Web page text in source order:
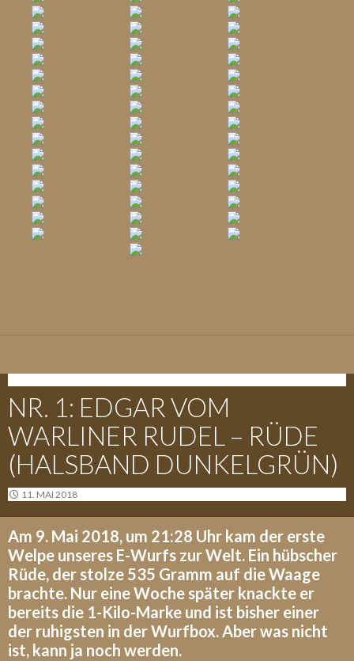
NR. 1: EDGAR VOM
WARLINER RUDEL – RÜDE
(HALSBAND DUNKELGRÜN)
11. MAI 2018
Am 9. Mai 2018, um 21:28 Uhr kam der erste
Welpe unseres E-Wurfs zur Welt. Ein hübscher
Rüde, der stolze 535 Gramm auf die Waage
brachte. Nur eine Woche später knackte er
bereits die 1-Kilo-Marke und ist bisher einer
der ruhigsten in der Wurfbox. Aber was nicht
ist, kann ja noch werden.